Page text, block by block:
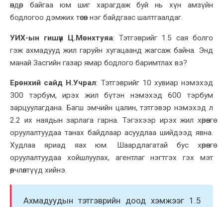
өндөр байгаа юм шиг харагдаж буй нь хүн амзүйн
бодлогоо дэмжих төсөв нэг байдгаас шалтгаалдаг.
УИХ-ын гишүүн Ц.Мөнхтуяа: Тэтгэврийг 1.5 сая болго
гэж ахмадууд жил гаруйн хугацаанд жагсаж байна. Энд
манай Засгийн газар ямар бодлого баримтлах вэ?
Ерөнхий сайд Н.Учрал: Тэтгэврийг 10 хувиар нэмэхэд
300 тэрбум, ирэх жил бүтэн нэмэхэд 600 тэрбум
зарцуулагдана. Багш эмчийн цалин, тэтгэвэр нэмэхэд л
2.2 их наядын зарлага гарна. Тэгэхээр ирэх жил хөрөнгө
оруулалтуудаа танах байдлаар асуудлаа шийдээд явна.
Худлаа яриад яах юм. Шаардлагатай бус хөрөнгө
оруулалтуудаа хойшлуулах, агентлаг нэгтгэх гэх мэт
өөрчлөлтүүд хийнэ.
Ахмадуудын тэтгэврийн доод хэмжээг 1.5